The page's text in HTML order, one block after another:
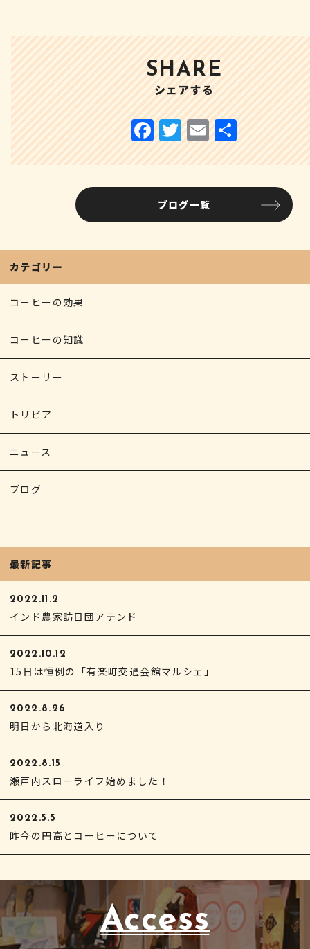
SHARE
シェアする
F
a
c
e
b
o
k
T
w
it
te
r
E
m
ai
l
共
有
ブログ一覧
カテゴリー
コーヒーの効果
コーヒーの知識
ストーリー
トリビア
ニュース
ブログ
最新記事
2022.11.2
インド農家訪日団アテンド
2022.10.12
15日は恒例の「有楽町交通会館マルシェ」
2022.8.26
明日から北海道入り
2022.8.15
瀬戸内スローライフ始めました！
2022.5.5
昨今の円高とコーヒーについて
Access